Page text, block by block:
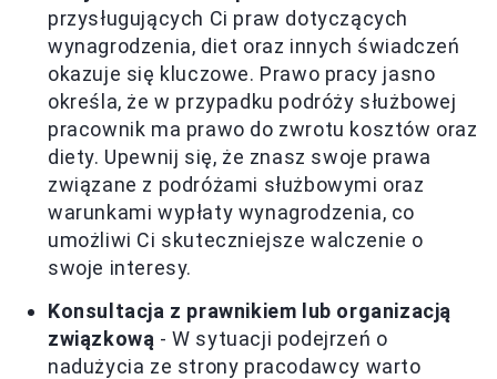
przysługujących Ci praw dotyczących
wynagrodzenia, diet oraz innych świadczeń
okazuje się kluczowe. Prawo pracy jasno
określa, że w przypadku podróży służbowej
pracownik ma prawo do zwrotu kosztów oraz
diety. Upewnij się, że znasz swoje prawa
związane z podróżami służbowymi oraz
warunkami wypłaty wynagrodzenia, co
umożliwi Ci skuteczniejsze walczenie o
swoje interesy.
Konsultacja z prawnikiem lub organizacją
związkową - W sytuacji podejrzeń o
nadużycia ze strony pracodawcy warto